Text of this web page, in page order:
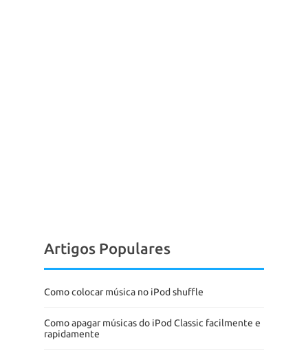
Artigos Populares
Como colocar música no iPod shuffle
Como apagar músicas do iPod Classic facilmente e
rapidamente